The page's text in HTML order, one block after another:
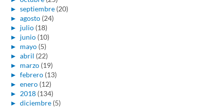
► septiembre (20)
► agosto (24)
► julio (18)
► junio (10)
► mayo (5)
► abril (22)
► marzo (19)
► febrero (13)
► enero (12)
► 2018 (134)
► diciembre (5)